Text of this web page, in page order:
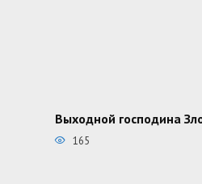
Выходной господина
165